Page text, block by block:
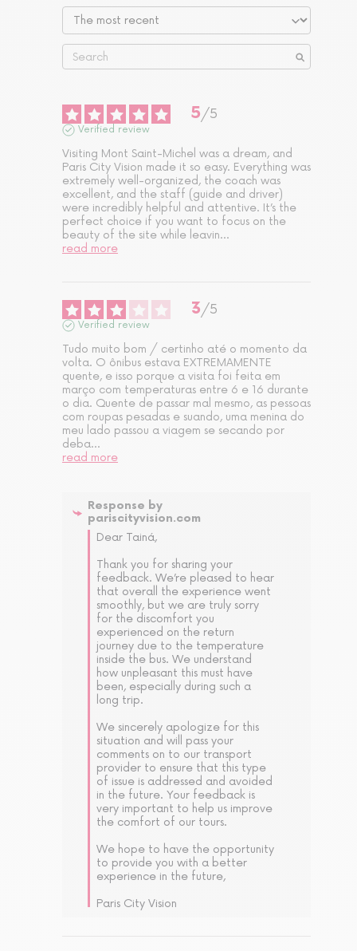
5/5
Verified review
Visiting Mont Saint-Michel was a dream, and
Paris City Vision made it so easy. Everything was
extremely well-organized, the coach was
excellent, and the staff (guide and driver)
were incredibly helpful and attentive. It’s the
perfect choice if you want to focus on the
beauty of the site while leavin...
read more
3/5
Verified review
Tudo muito bom / certinho até o momento da
volta. O ônibus estava EXTREMAMENTE
quente, e isso porque a visita foi feita em
março com temperaturas entre 6 e 16 durante
o dia. Quente de passar mal mesmo, as pessoas
com roupas pesadas e suando, uma menina do
meu lado passou a viagem se secando por
deba...
read more
Response by
pariscityvision.com
Dear Tainá,
Thank you for sharing your
feedback. We’re pleased to hear
that overall the experience went
smoothly, but we are truly sorry
for the discomfort you
experienced on the return
journey due to the temperature
inside the bus. We understand
how unpleasant this must have
been, especially during such a
long trip.
We sincerely apologize for this
situation and will pass your
comments on to our transport
provider to ensure that this type
of issue is addressed and avoided
in the future. Your feedback is
very important to help us improve
the comfort of our tours.
We hope to have the opportunity
to provide you with a better
experience in the future,
Paris City Vision